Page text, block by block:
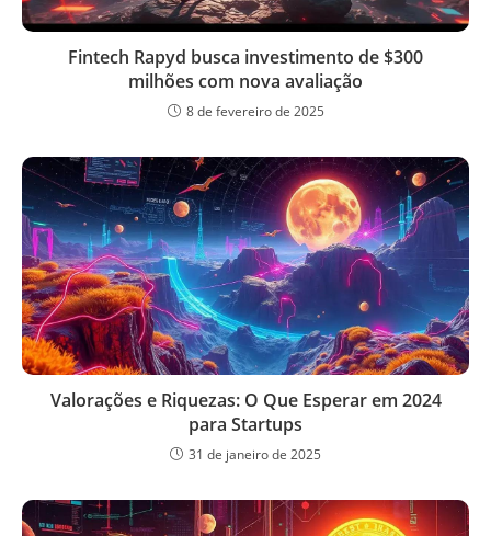
Fintech Rapyd busca investimento de $300
milhões com nova avaliação
8 de fevereiro de 2025
Valorações e Riquezas: O Que Esperar em 2024
para Startups
31 de janeiro de 2025